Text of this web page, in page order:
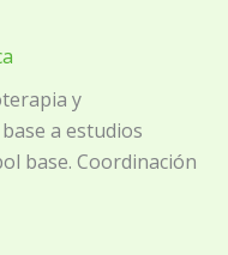
y
a estudios
base. Coordinación